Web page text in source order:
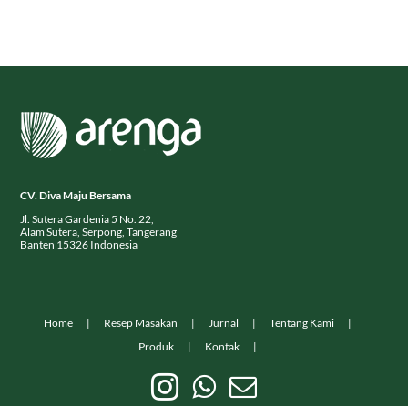
CV. Diva Maju Bersama
Jl. Sutera Gardenia 5 No. 22,
Alam Sutera, Serpong, Tangerang
Banten 15326 Indonesia
Home Resep Masakan Jurnal
Tentang Kami
Produk
Kontak